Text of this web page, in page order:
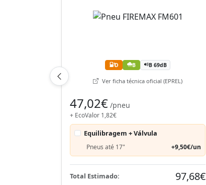
D B B 69dB
Ver ficha técnica oficial (EPREL)
47,02€ /pneu
+ EcoValor 1,82€
Equilibragem + Válvula
Pneus até 17" +9,50€/un
Total Estimado: 97,68€